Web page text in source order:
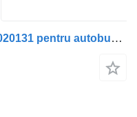
Unitate de control Bosch 0281020131 pentru autobuz MAN